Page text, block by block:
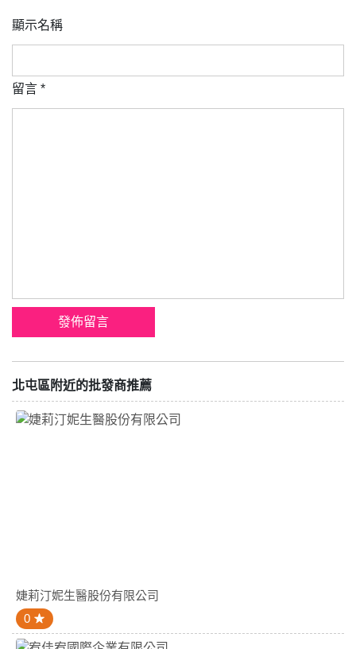
顯示名稱
留言 *
北屯區附近的批發商推薦
婕莉汀妮生醫股份有限公司
0